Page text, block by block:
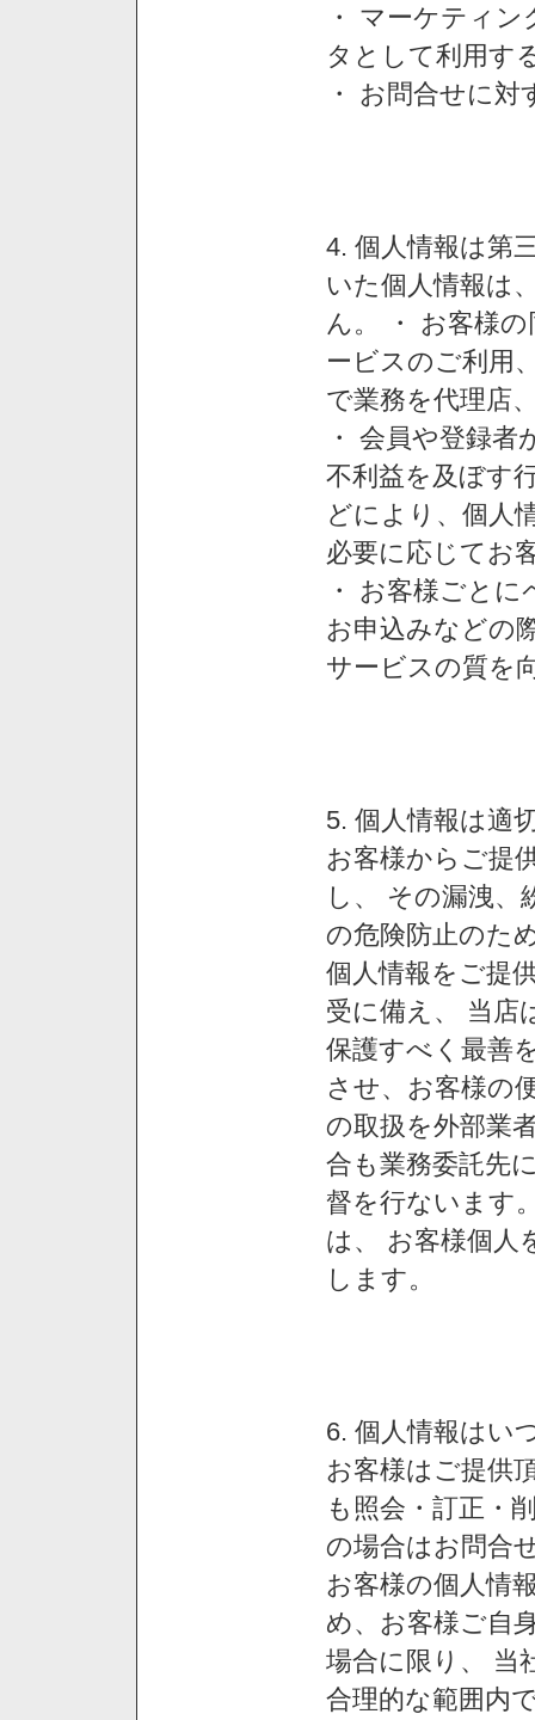
・ マーケティ
タとして利用す
・ お問合せに
4. 個人情報は第
いた個人情報は
ん。 ・ お客様
ービスのご利用
で業務を代理店
・ 会員や登録
不利益を及ぼす
どにより、個人
必要に応じてお
・ お客様ごと
お申込みなどの
サービスの質を
5. 個人情報は適
お客様からご提
し、 その漏洩、
の危険防止のた
個人情報をご提
受に備え、 当店
保護すべく最善
させ、お客様の
の取扱を外部業
合も業務委託先
督を行ないます
は、 お客様個人
します。
6. 個人情報はい
お客様はご提供
も照会・訂正・
の場合はお問合
お客様の個人情
め、お客様ご自
場合に限り、 当
合理的な範囲内